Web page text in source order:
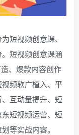
短视频创意课、
短视频创意课涵
、爆款内容创作
频软广植入、平
互动量提升、短
短视频运营、短
等实战内容。